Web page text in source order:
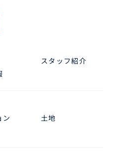
スタッフ紹介
ン
土地